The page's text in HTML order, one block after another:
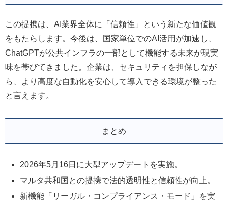
この提携は、AI業界全体に「信頼性」という新たな価値観
をもたらします。今後は、国家単位でのAI活用が加速し、
ChatGPTが公共インフラの一部として機能する未来が現実
味を帯びてきました。企業は、セキュリティを担保しなが
ら、より高度な自動化を安心して導入できる環境が整った
と言えます。
まとめ
2026年5月16日に大型アップデートを実施。
マルタ共和国との提携で法的透明性と信頼性が向上。
新機能「リーガル・コンプライアンス・モード」を実